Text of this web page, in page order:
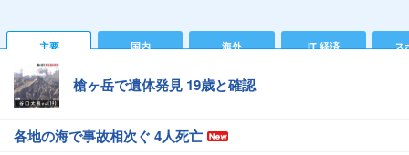
主要 国内 海外 IT 経済 ス
槍ヶ岳で遺体発見 19歳と確認
各地の海で事故相次ぐ 4人死亡